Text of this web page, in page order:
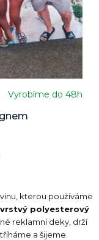
Vyrobíme do 48h
kterou používáme
polyesterový
reklamní deky, drží
a šijeme.